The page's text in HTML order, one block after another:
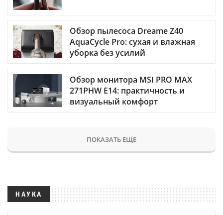
Обзор пылесоса Dreame Z40
AquaCycle Pro: сухая и влажная
уборка без усилий
Обзор монитора MSI PRO MAX
271PHW E14: практичность и
визуальный комфорт
ПОКАЗАТЬ ЕЩЕ
НАУКА